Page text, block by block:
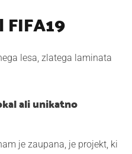
lesa, zlatega laminata
ali unikatno
je zaupana, je projekt, ki